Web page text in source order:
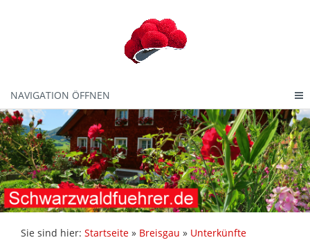
NAVIGATION ÖFFNEN
Sie sind hier: Startseite » Breisgau » Unterkünfte